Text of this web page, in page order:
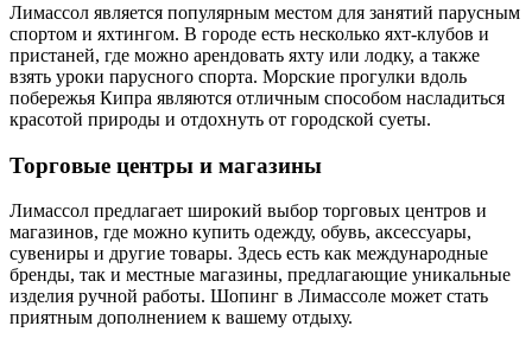
Лимассол является популярным местом для занятий парусным
спортом и яхтингом. В городе есть несколько яхт-клубов и
пристаней, где можно арендовать яхту или лодку, а также
взять уроки парусного спорта. Морские прогулки вдоль
побережья Кипра являются отличным способом насладиться
красотой природы и отдохнуть от городской суеты.
Торговые центры и магазины
Лимассол предлагает широкий выбор торговых центров и
магазинов, где можно купить одежду, обувь, аксессуары,
сувениры и другие товары. Здесь есть как международные
бренды, так и местные магазины, предлагающие уникальные
изделия ручной работы. Шопинг в Лимассоле может стать
приятным дополнением к вашему отдыху.